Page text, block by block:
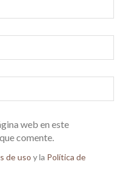
web en este
comente.
de uso y la Política de